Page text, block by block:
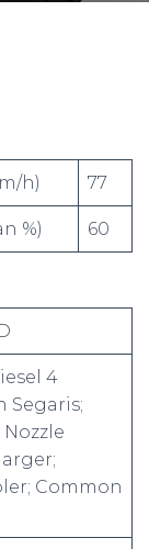
h) 77
%) 60
4
Segaris;
Common